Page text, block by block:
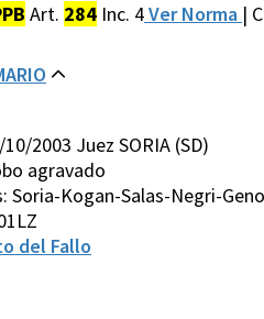
Art. 284 Inc. 4Ver Norma |
2003 Juez SORIA (SD)
agravado
Soria-Kogan-Salas-Negri-
del Fallo